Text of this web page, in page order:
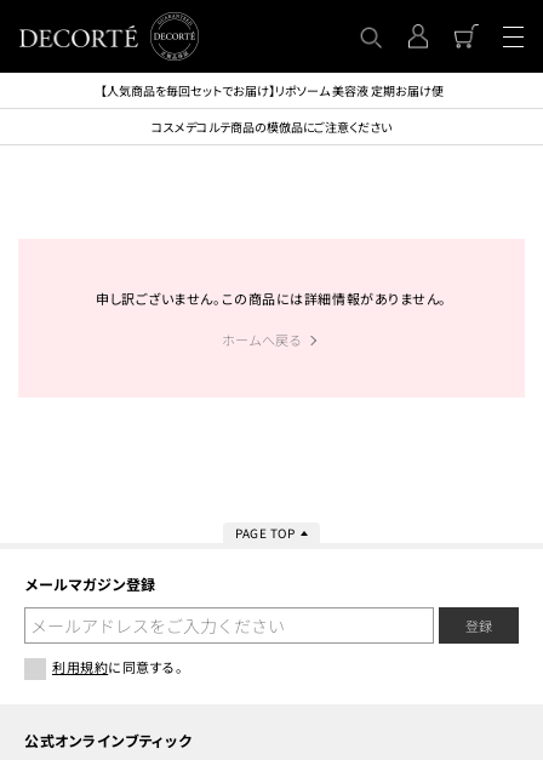
【人気商品を毎回セットでお届け】リポソーム 美容液 定期お届け便
コスメデコルテ商品の模倣品にご注意ください
申し訳ございません。この商品には詳細情報がありません。
ホームへ戻る
PAGE TOP
メールマガジン登録
登録
利用規約に同意する。
公式オンラインブティック